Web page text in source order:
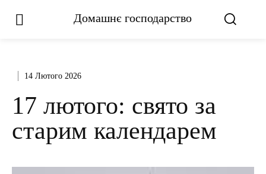
Домашнє господарство
14 Лютого 2026
17 лютого: свято за
старим календарем